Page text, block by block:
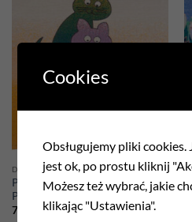
DEKORACJE
Poszewka gobelinowa Koty
Picasso 2
70,00
zł
Cookies
Obsługujemy pliki cookies.
jest ok, po prostu kliknij
Możesz też wybrać, jakie
klikając "Ustawienia".